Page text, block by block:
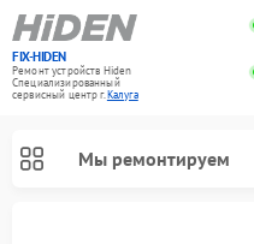
FIX-HIDEN
Ремонт устройств Hiden
Специализированный
cервисный центр г.Калуга
Мы ремонтируем